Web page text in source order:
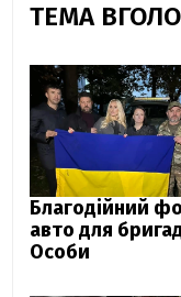
ТЕМА
Благодійний
авто для
Особи